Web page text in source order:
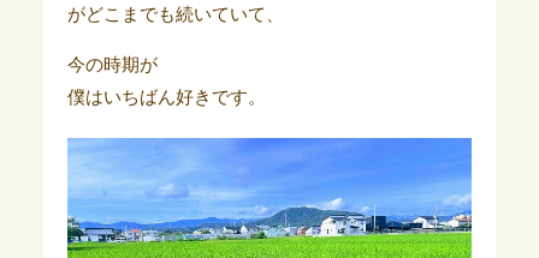
がどこまでも続いていて、
今の時期が
僕はいちばん好きです。